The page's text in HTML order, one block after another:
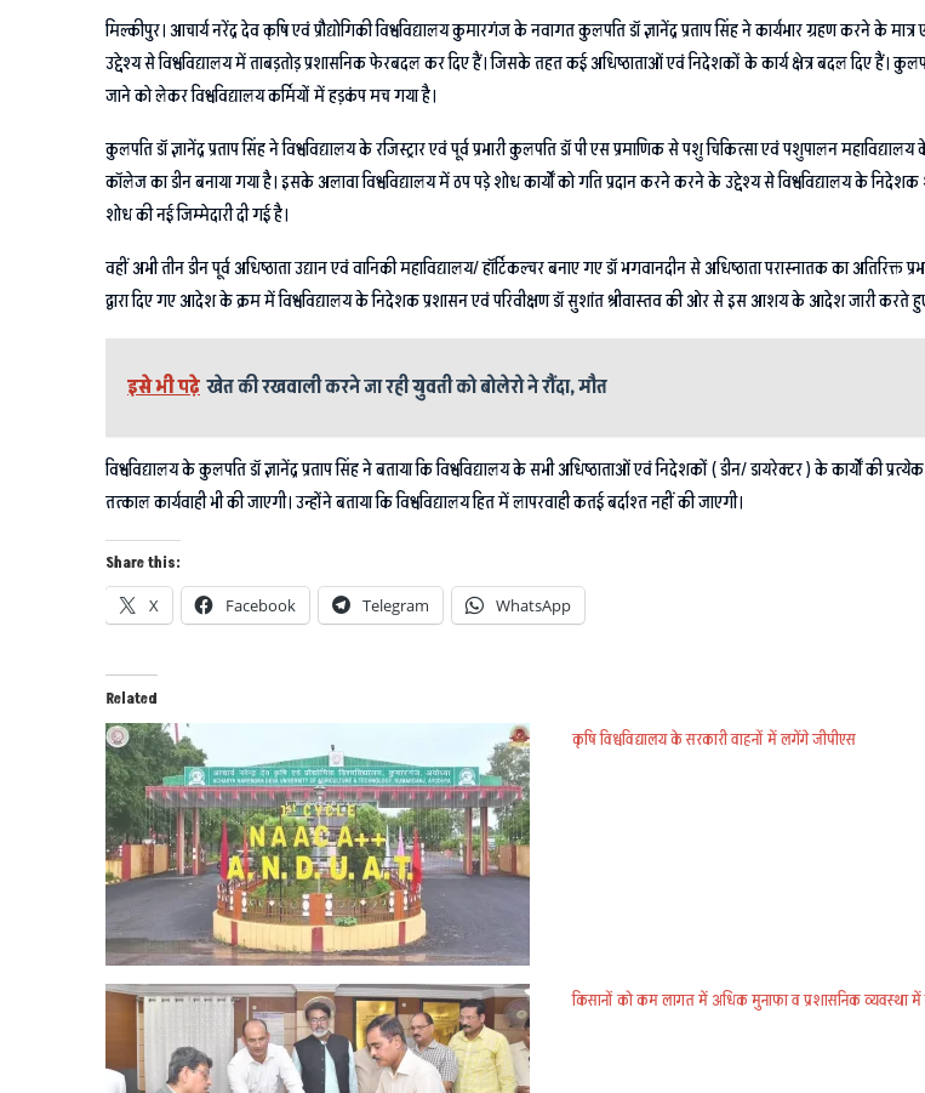
मिल्कीपुर। आचार्य नरेंद्र देव कृषि एवं प्रौद्योगिकी विश्वविद्यालय कुमारगंज के नवागत कुलपति डॉ ज्ञानेंद्र प्रताप सिंह ने कार्यभार ग्रहण करने के
उद्देश्य से विश्वविद्यालय में ताबड़तोड़ प्रशासनिक फेरबदल कर दिए हैं। जिसके तहत कई अधिष्ठाताओं एवं निदेशकों के कार्य क्षेत्र बदल दिए हैं।
जाने को लेकर विश्वविद्यालय कर्मियों में हड़कंप मच गया है।
कुलपति डॉ ज्ञानेंद्र प्रताप सिंह ने विश्वविद्यालय के रजिस्ट्रार एवं पूर्व प्रभारी कुलपति डॉ पी एस प्रमाणिक से पशु चिकित्सा एवं पशुपालन
कॉलेज का डीन बनाया गया है। इसके अलावा विश्वविद्यालय में ठप पड़े शोध कार्यों को गति प्रदान करने करने के उद्देश्य से विश्वविद्यालय के
शोध की नई जिम्मेदारी दी गई है।
वहीं अभी तीन डीन पूर्व अधिष्ठाता उद्यान एवं वानिकी महाविद्यालय/ हॉर्टिकल्चर बनाए गए डॉ भगवानदीन से अधिष्ठाता परास्नातक का
द्वारा दिए गए आदेश के क्रम में विश्वविद्यालय के निदेशक प्रशासन एवं परिवीक्षण डॉ सुशांत श्रीवास्तव की ओर से इस आशय के आदेश जारी करते
इसे भी पढ़े खेत की रखवाली करने जा रही युवती को बोलेरो ने रौंदा, मौत
विश्वविद्यालय के कुलपति डॉ ज्ञानेंद्र प्रताप सिंह ने बताया कि विश्वविद्यालय के सभी अधिष्ठाताओं एवं निदेशकों ( डीन/ डायरेक्टर ) के कार्यों की
तत्काल कार्यवाही भी की जाएगी। उन्होंने बताया कि विश्वविद्यालय हित में लापरवाही कतई बर्दाश्त नहीं की जाएगी।
Share this:
X Facebook Telegram WhatsApp
Related
कृषि विश्वविद्यालय के सरकारी वाहनों में लगेंगे जीपीएस
किसानों को कम लागत में अधिक मुनाफा व प्रशासनिक व्यवस्था में